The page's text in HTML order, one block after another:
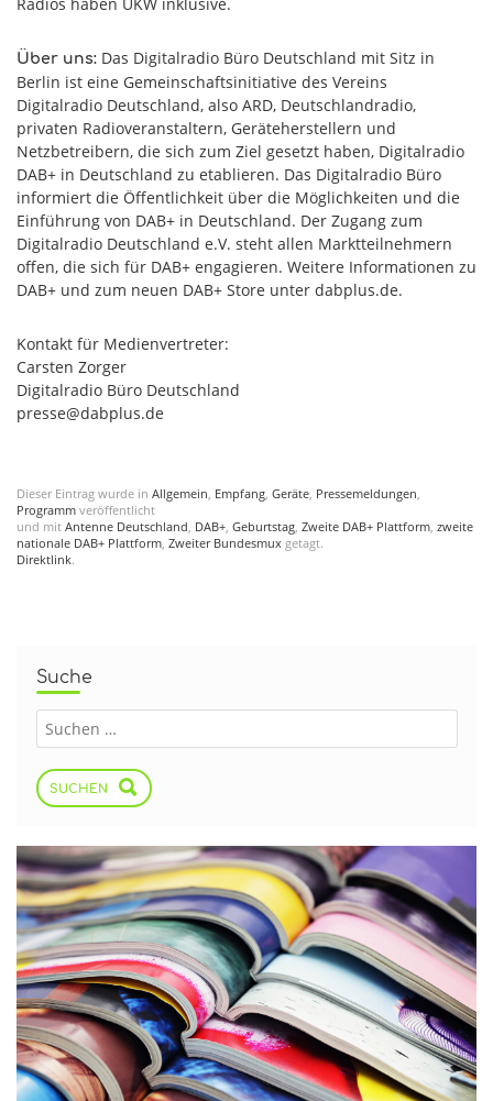
Über uns: Das Digitalradio Büro Deutschland mit Sitz in
Berlin ist eine Gemeinschaftsinitiative des Vereins
Digitalradio Deutschland, also ARD, Deutschlandradio,
privaten Radioveranstaltern, Geräteherstellern und
Netzbetreibern, die sich zum Ziel gesetzt haben, Digitalradio
DAB+ in Deutschland zu etablieren. Das Digitalradio Büro
informiert die Öffentlichkeit über die Möglichkeiten und die
Einführung von DAB+ in Deutschland. Der Zugang zum
Digitalradio Deutschland e.V. steht allen Marktteilnehmern
offen, die sich für DAB+ engagieren. Weitere Informationen zu
DAB+ und zum neuen DAB+ Store unter dabplus.de.
Kontakt für Medienvertreter:
Carsten Zorger
Digitalradio Büro Deutschland
presse@dabplus.de
Dieser Eintrag wurde in Allgemein, Empfang, Geräte, Pressemeldungen,
Programm veröffentlicht
und mit Antenne Deutschland, DAB+, Geburtstag, Zweite DAB+ Plattform, zweite
nationale DAB+ Plattform, Zweiter Bundesmux getagt.
Direktlink.
Suche
SUCHEN